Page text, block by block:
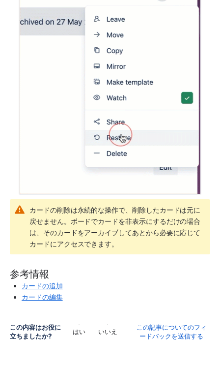
カードの削除は永続的な操作で、削除したカードは元に
戻せません。ボードでカードを非表示にするだけの場合
は、そのカードをアーカイブしてあとから必要に応じて
カードにアクセスできます。
参考情報
カードの追加
カードの編集
この内容はお役に
立ちましたか?
はい いいえ
この記事についてのフィ
ードバックを送信する